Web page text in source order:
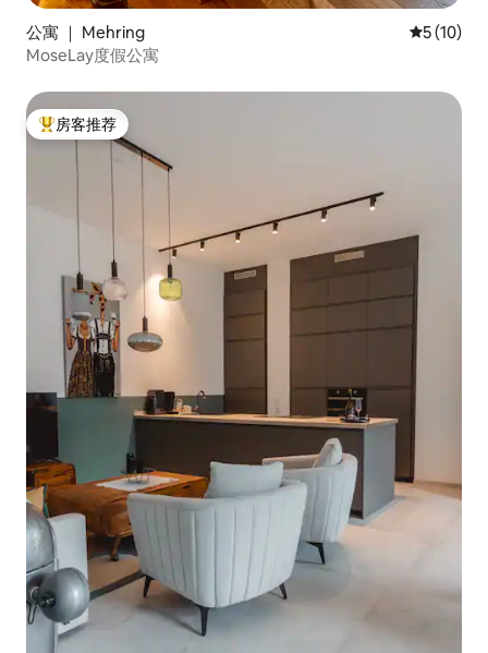
公寓 ｜ Mehring 平均评分
5 (10)
MoseLay度假公寓
热门「房客推荐」
房客推荐